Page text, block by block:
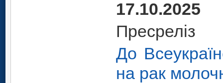
17.10.2025
Пресреліз
До
на рак